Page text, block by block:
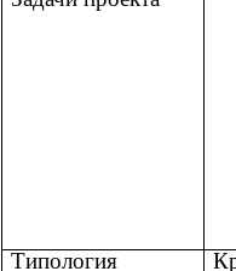
Типология